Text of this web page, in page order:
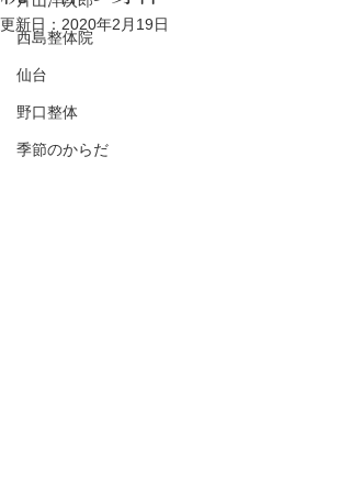
西島整体院
仙台
野口整体
季節のからだ
更新日： 2020年2月19日